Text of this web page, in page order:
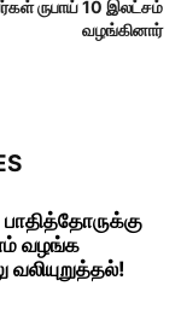
ருபாய் 10 இலட்சம்
வழங்கினார்
வழங்க